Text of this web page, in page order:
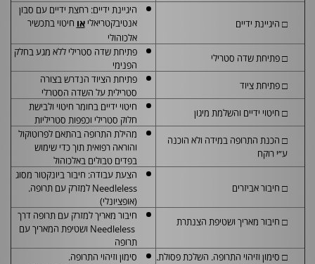
□ היגיינת ידיים
היגיינת ידיים: רחצת ידיים עם סבון
אנטיבקטריאליאו חיטוי בתכשיר
אלכוהולי
□ פתיחת שדה סטרילי
פתיחת שדה סטרילי ללא מגע בחלק
הפנימי
□ פתיחת ציוד
פתיחת הציוד הנדרש בצורה
סטרילית על השדה הסטרלי
□ חיטוי ידיים והשלמת מיגון
חיטוי ידיים בחומר חיטוי ולבישת
חלוק סטרילי וכפפות סטריליות
□ הכנת התרופה במידה ולא הוכנה
ע״י רוקח
מהילת התרופה בהתאם לפרוטוקול
והוראה רפואית תוך כדי שימוש
בפדים טבולים באלכוהול
□ חיבור אביזרים
הצעת עבודה: חיבור ביונקטור מסוג
Needlelessלמזרק עם תרופה.
(אופציונלי)
□ חיבור מאריך ושטיפת הצנתרת
חיבור מאריך למזרק עם תרופה דרך
Needlelessושטיפת המאריך עם
תרופה
□ סימון וזיהוי התרופה. השלכת פסולת.
סימון וזיהוי התרופה.